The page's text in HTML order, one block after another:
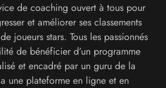
de coaching ouvert à tous pour
et améliorer ses classements
joueurs stars. Tous les passionnés
de bénéficier d’un programme
et encadré par un guru de la
une plateforme en ligne et en